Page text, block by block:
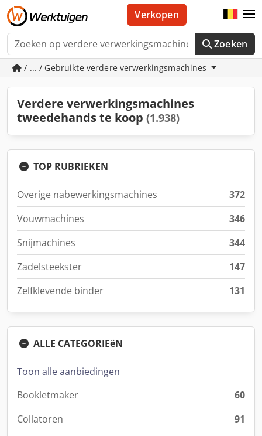
Zoeken
Verkopen
/ ... / Gebruikte verdere verwerkingsmachines
Verdere verwerkingsmachines
tweedehands te koop (1.938)
TOP RUBRIEKEN
Overige nabewerkingsmachines
372
Vouwmachines
346
Snijmachines
344
Zadelsteekster
147
Zelfklevende binder
131
ALLE CATEGORIEëN
Toon alle aanbiedingen
Bookletmaker
60
Collatoren
91